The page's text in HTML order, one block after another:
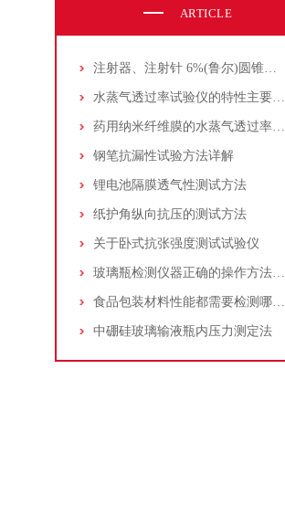
ARTICLE
注射器、注射针 6%(鲁尔)圆锥接头综合性能测试
水蒸气透过率试验仪的特性主要包含哪些方面？
药用纳米纤维膜的水蒸气透过率检测
钢笔抗漏性试验方法详解
锂电池隔膜透气性测试方法
纸护角纵向抗压的测试方法
关于卧式抗张强度测试试验仪
玻璃瓶检测仪器正确的操作方法与使用注意事项
食品包装材料性能都需要检测哪些？
中硼硅玻璃输液瓶内压力测定法